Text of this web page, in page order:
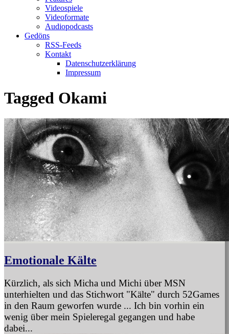
Videospiele
Videoformate
Audiopodcasts
Gedöns
RSS-Feeds
Kontakt
Datenschutzerklärung
Impressum
Tagged Okami
Emotionale Kälte
Kürzlich, als sich Micha und Michi über MSN
unterhielten und das Stichwort "Kälte" durch 52Games
in den Raum geworfen wurde ... Ich bin vorhin ein
wenig über mein Spieleregal gegangen und habe
dabei...